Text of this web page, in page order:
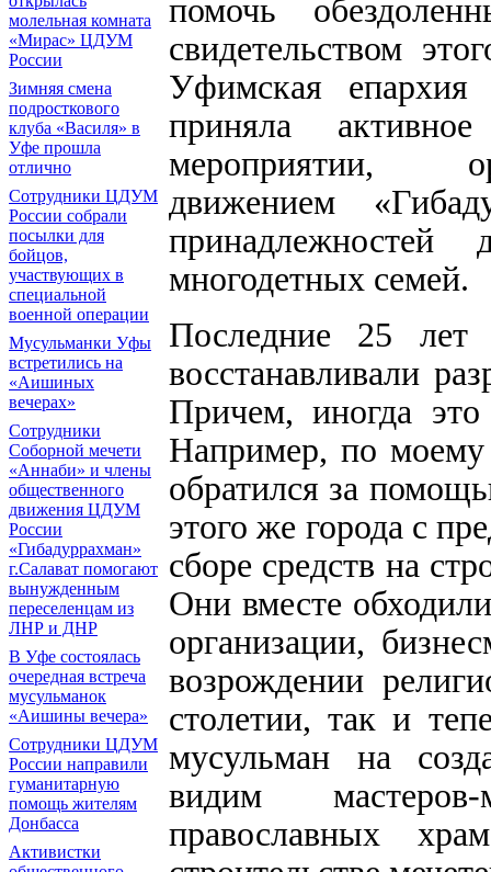
молельная комната
«Мирас» ЦДУМ
России
Зимняя смена
подросткового
клуба «Василя» в
Уфе прошла
отлично
Сотрудники ЦДУМ
России собрали
посылки для
бойцов,
участвующих в
специальной
военной операции
Мусульманки Уфы
встретились на
«Аишиных
вечерах»
Сотрудники
Соборной мечети
«Аннаби» и члены
общественного
движения ЦДУМ
России
«Гибадуррахман»
г.Салават помогают
вынужденным
переселенцам из
ЛНР и ДНР
В Уфе состоялась
очередная встреча
мусульманок
«Аишины вечера»
Сотрудники ЦДУМ
России направили
гуманитарную
помощь жителям
Донбасса
Активистки
помочь
свидетельством
Уфимская
приняла
мероприятии,
движением
многодетных семей.
Последние 25
восстанавливали
Причем, иногда
Например, по моему
обратился за
этого же города с
сборе средств на
Они вместе
организации,
возрождении
столетии, так и
мусульман на
видим
православных